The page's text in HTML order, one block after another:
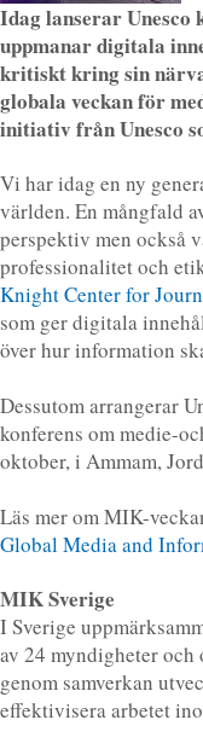
Idag lanserar Unesco
uppmanar digitala
kritiskt kring sin
globala veckan för
initiativ från Unesco
Vi har idag en ny
världen. En mångfald
perspektiv men också
professionalitet och
Knight Center for
som ger digitala
över hur information
Dessutom arrangerar
konferens om medie-
oktober, i Ammam,
Läs mer om MIK-
Global Media and
MIK Sverige
I Sverige
av 24 myndigheter
genom samverkan
effektivisera arbetet